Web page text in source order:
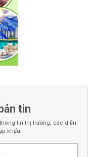
tin
tin thị trường, các diễn
khẩu.